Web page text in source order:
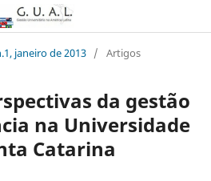
janeiro de 2013 / Artigos
da gestão
na Universidade
Catarina